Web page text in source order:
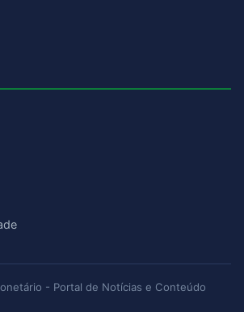
- Portal de Notícias e Conteúdo